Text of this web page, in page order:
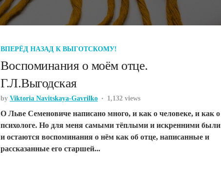
ВПЕРЁД НАЗАД К ВЫГОТСКОМУ!
Воспоминания о моём отце.
Г.Л.Выгодская
by Viktoria Navitskaya-Gavrilko 1,132 views
О Льве Семеновиче написано много, и как о человеке, и как о
психологе. Но для меня самыми тёплыми и искренними были
и остаются воспоминания о нём как об отце, написанные и
рассказанные его старшей...